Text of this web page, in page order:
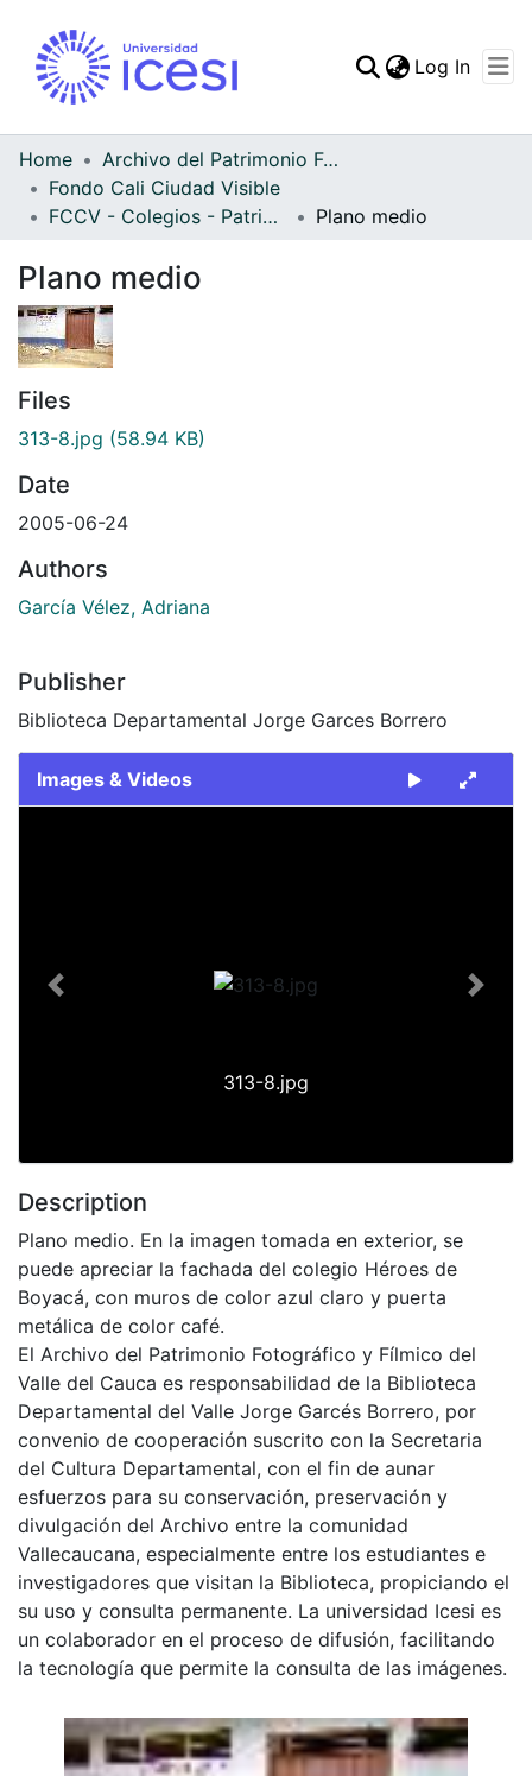
Log In
Home
Archivo del Patrimonio Fotográfico y Fílmico del Valle del Cauca
Fondo Cali Ciudad Visible
FCCV - Colegios - Patrimonial
Plano medio
Plano medio
Files
313-8.jpg (58.94 KB)
Date
2005-06-24
Authors
García Vélez, Adriana
Publisher
Biblioteca Departamental Jorge Garces Borrero
Images & Videos
313-8.jpg
Previous Next
Description
Plano medio. En la imagen tomada en exterior, se
puede apreciar la fachada del colegio Héroes de
Boyacá, con muros de color azul claro y puerta
metálica de color café.
El Archivo del Patrimonio Fotográfico y Fílmico del
Valle del Cauca es responsabilidad de la Biblioteca
Departamental del Valle Jorge Garcés Borrero, por
convenio de cooperación suscrito con la Secretaria
del Cultura Departamental, con el fin de aunar
esfuerzos para su conservación, preservación y
divulgación del Archivo entre la comunidad
Vallecaucana, especialmente entre los estudiantes e
investigadores que visitan la Biblioteca, propiciando el
su uso y consulta permanente. La universidad Icesi es
un colaborador en el proceso de difusión, facilitando
la tecnología que permite la consulta de las imágenes.